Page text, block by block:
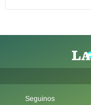
Seguinos